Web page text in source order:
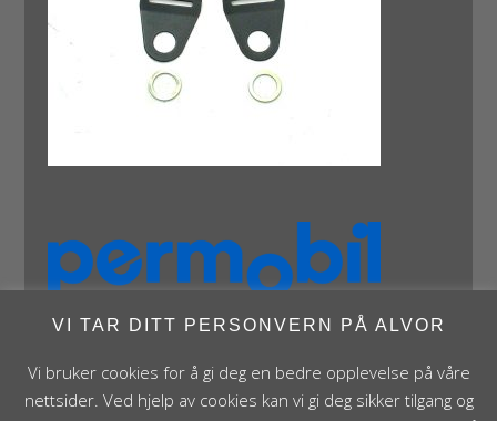
VI TAR DITT PERSONVERN PÅ ALVOR
Vi bruker cookies for å gi deg en bedre opplevelse på våre
nettsider. Ved hjelp av cookies kan vi gi deg sikker tilgang og